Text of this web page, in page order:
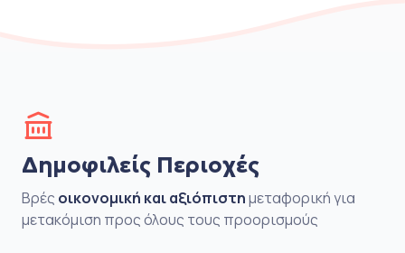
Δημοφιλείς Περιοχές
Βρές οικονομική και αξιόπιστημεταφορική για
μετακόμιση προς όλους τους προορισμούς